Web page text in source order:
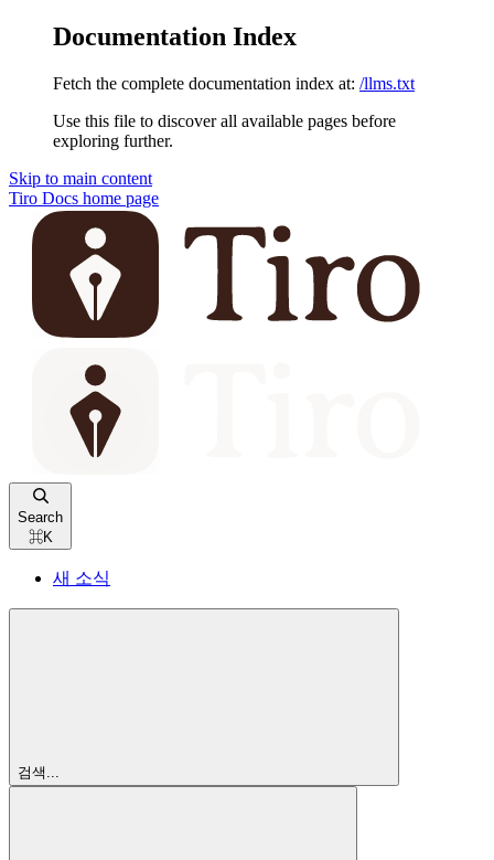
Documentation Index
Fetch the complete documentation index at: /llms.txt
Use this file to discover all available pages before
exploring further.
Skip to main content
Tiro Docs home page
Search
⌘K
새 소식
검색...